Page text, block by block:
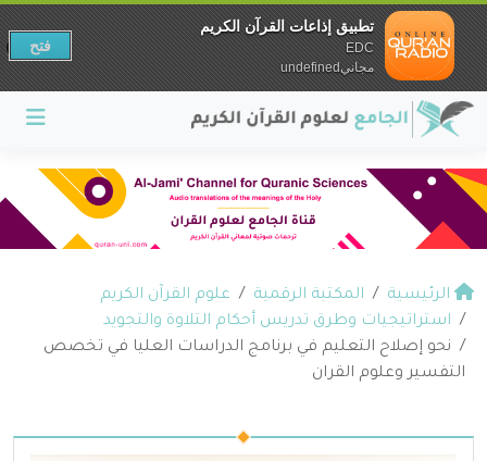
الرئيسية المكتبة الرقمية
علوم القرآن الكريم
استراتيجيات وطرق تدريس أحكام التلاوة والتجويد
نحو إصلاح التعليم في برنامج الدراسات العليا في تخصص
التفسير وعلوم القران
تطبيق إذاعات القرآن الكريم
EDC
مجانيundefined
فتح